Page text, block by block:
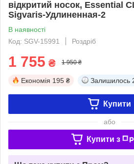
відкритий носок, Essential
Sigvaris-Удлиненная-2
В наявності
Код: SGV-15991
Роздріб
1 755 ₴ 1 950 ₴
Економія 195 ₴ Залишилось
Купити
або
Купити з